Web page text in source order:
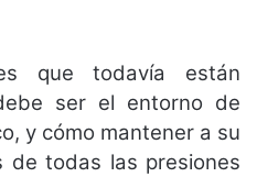
que todavía están
ser el entorno de
y cómo mantener a su
de todas las presiones